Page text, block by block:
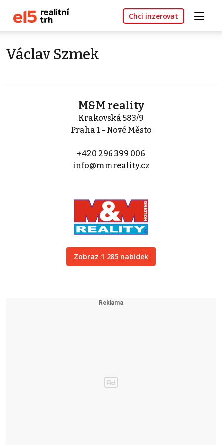
Chci inzerovat
Václav Szmek
M&M reality
Krakovská 583/9
Praha 1 - Nové Město
+420 296 399 006
info@mmreality.cz
Zobraz 1 285 nabídek